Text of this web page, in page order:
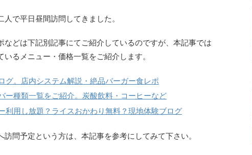
で平日昼間訪問してきました。
などは下記別記事にてご紹介しているのですが、本記事では
るメニュー・価格一覧をご紹介します。
グ。店内システム解説・絶品バーガー食レポ
ー種類一覧をご紹介。炭酸飲料・コーヒーなど
利用し放題？ライスおかわり無料？現地体験ブログ
問予定という方は、本記事を参考にしてみて下さい。